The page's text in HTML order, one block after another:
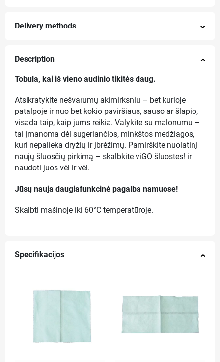
Delivery methods
Description
Tobula, kai iš vieno audinio tikitės daug.
Atsikratykite nešvarumų akimirksniu – bet kurioje
patalpoje ir nuo bet kokio paviršiaus, sauso ar šlapio,
visada taip, kaip jums reikia. Valykite su malonumu –
tai įmanoma dėl sugeriančios, minkštos medžiagos,
kuri nepalieka dryžių ir įbrėžimų. Pamirškite nuolatinį
naujų šluosčių pirkimą – skalbkite viGO šluostes! ir
naudoti juos vėl ir vėl.
Jūsų nauja daugiafunkcinė pagalba namuose!
Skalbti mašinoje iki 60°C temperatūroje.
Specifikacijos